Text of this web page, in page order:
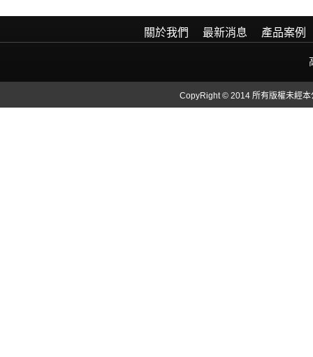
關於我們 最新消息 產品案例
CopyRight © 2014 所有版權未經